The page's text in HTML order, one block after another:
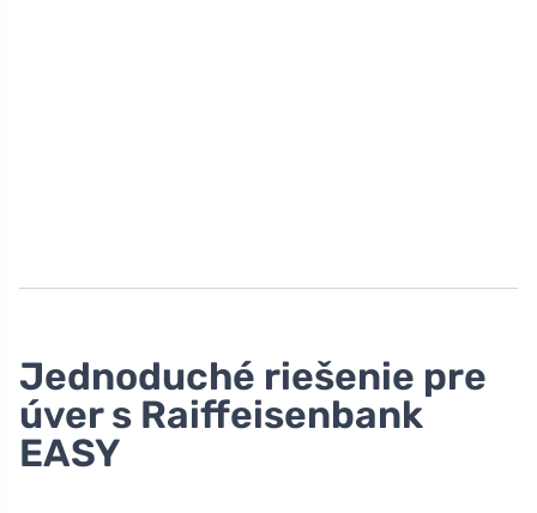
Jednoduché riešenie pre
úver s Raiffeisenbank
EASY